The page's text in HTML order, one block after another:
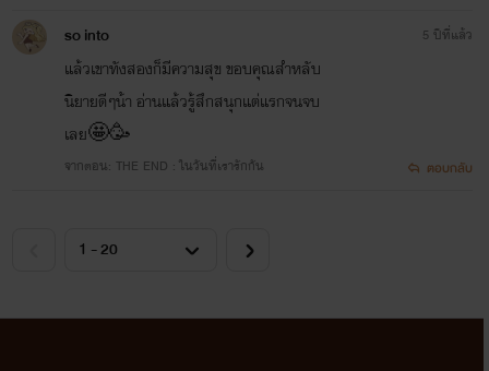
so into
แล้วเขาทังสองก็มีความสุข ขอบคุณสำหลับ
นิยายดีๆน้า อ่านแล้วรู้สึกสนุกแต่แรกจนจบ
เลย🤩🥳
จากตอน: THE END : ในวันที่เรารักกัน
5 ปีที่แล้ว
ตอบกลับ